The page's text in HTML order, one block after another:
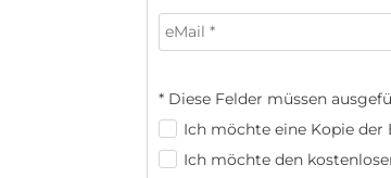
* Diese Felder müssen
Ich möchte eine Kopie der
Ich möchte den